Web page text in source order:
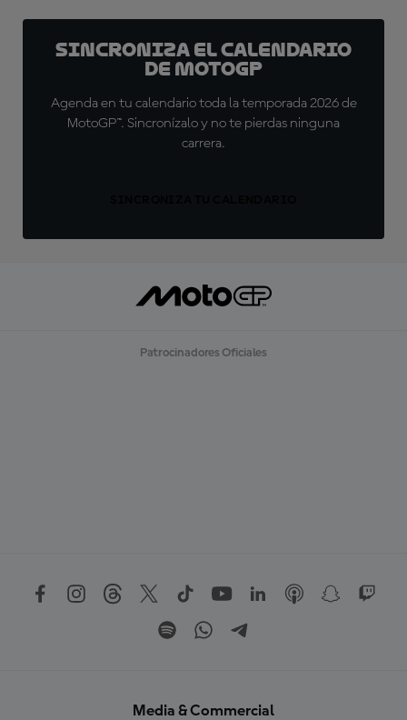
Sincroniza el calendario
de MotoGP
Agenda en tu calendario toda la temporada 2026 de
MotoGP™. Sincronízalo y no te pierdas ninguna
carrera.
Patrocinadores Oficiales
Media & Commercial